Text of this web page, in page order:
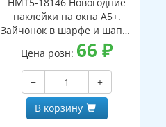
наклейки на окна А5+.
Зайчонок в шарфе и шапке
(двухсторонние, видны с
обеих сторон,
многоразовые)
Цена розн: 66₽
−
+
В корзину